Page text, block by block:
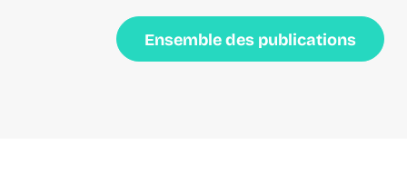
Ensemble des publications